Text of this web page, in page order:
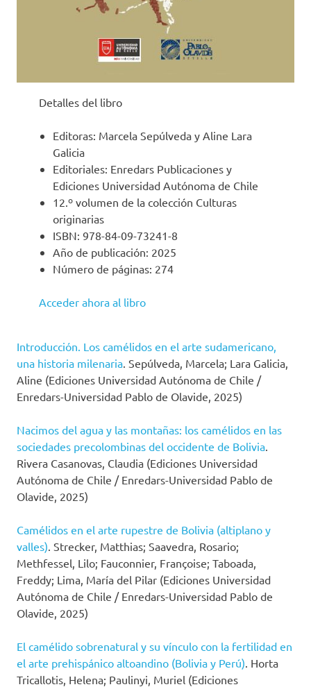
Detalles del libro
Editoras: Marcela Sepúlveda y Aline Lara
Galicia
Editoriales: Enredars Publicaciones y
Ediciones Universidad Autónoma de Chile
12.º volumen de la colección Culturas
originarias
ISBN: 978-84-09-73241-8
Año de publicación: 2025
Número de páginas: 274
Acceder ahora al libro
Introducción. Los camélidos en el arte sudamericano,
una historia milenaria . Sepúlveda, Marcela; Lara Galicia,
Aline (Ediciones Universidad Autónoma de Chile /
Enredars-Universidad Pablo de Olavide, 2025)
Nacimos del agua y las montañas: los camélidos en las
sociedades precolombinas del occidente de Bolivia
Rivera Casanovas, Claudia (Ediciones Universidad
Autónoma de Chile / Enredars-Universidad Pablo de
Olavide, 2025)
Camélidos en el arte rupestre de Bolivia (altiplano y
valles) . Strecker, Matthias; Saavedra, Rosario;
Methfessel, Lilo; Fauconnier, Françoise; Taboada,
Freddy; Lima, María del Pilar (Ediciones Universidad
Autónoma de Chile / Enredars-Universidad Pablo de
Olavide, 2025)
El camélido sobrenatural y su vínculo con la fertilidad en
el arte prehispánico altoandino (Bolivia y Perú) . Horta
Tricallotis, Helena; Paulinyi, Muriel (Ediciones